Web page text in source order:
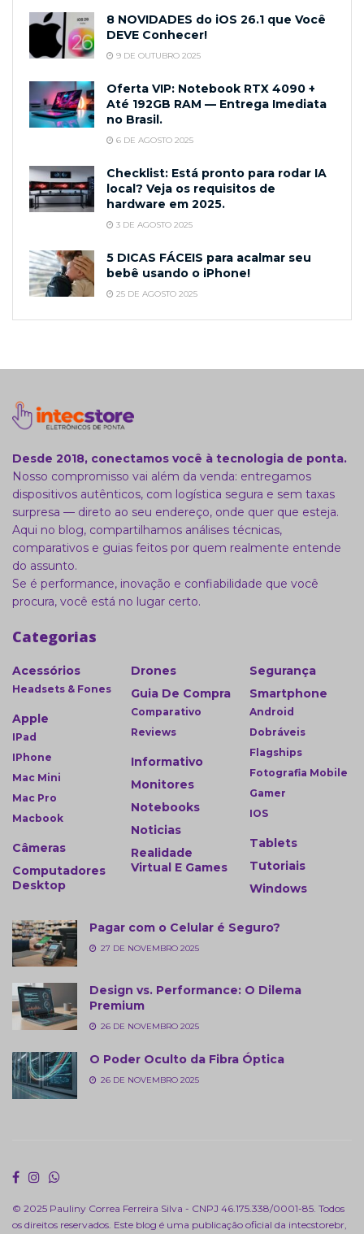
8 NOVIDADES do iOS 26.1 que Você
DEVE Conhecer!
9 DE OUTUBRO 2025
Oferta VIP: Notebook RTX 4090 +
Até 192GB RAM — Entrega Imediata
no Brasil.
6 DE AGOSTO 2025
Checklist: Está pronto para rodar IA
local? Veja os requisitos de
hardware em 2025.
3 DE AGOSTO 2025
5 DICAS FÁCEIS para acalmar seu
bebê usando o iPhone!
25 DE AGOSTO 2025
Desde 2018, conectamos você à tecnologia de ponta.
Nosso compromisso vai além da venda: entregamos
dispositivos autênticos, com logística segura e sem taxas
surpresa — direto ao seu endereço, onde quer que esteja.
Aqui no blog, compartilhamos análises técnicas,
comparativos e guias feitos por quem realmente entende
do assunto.
Se é performance, inovação e confiabilidade que você
procura, você está no lugar certo.
Categorias
Acessórios
Headsets & Fones
Apple
IPad
IPhone
Mac Mini
Mac Pro
Macbook
Câmeras
Computadores
Desktop
Drones
Guia De Compra
Comparativo
Reviews
Informativo
Monitores
Notebooks
Noticias
Realidade
Virtual E Games
Segurança
Smartphone
Android
Dobráveis
Flagships
Fotografia Mobile
Gamer
IOS
Tablets
Tutoriais
Windows
Pagar com o Celular é Seguro?
27 DE NOVEMBRO 2025
Design vs. Performance: O Dilema
Premium
26 DE NOVEMBRO 2025
O Poder Oculto da Fibra Óptica
26 DE NOVEMBRO 2025
© 2025 Pauliny Correa Ferreira Silva - CNPJ 46.175.338/0001-85. Todos
os direitos reservados. Este blog é uma publicação oficial da intecstorebr,